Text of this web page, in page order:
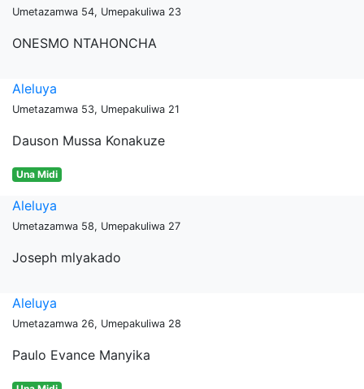
Umetazamwa 54, Umepakuliwa 23
ONESMO NTAHONCHA
Aleluya
Umetazamwa 53, Umepakuliwa 21
Dauson Mussa Konakuze
Una Midi
Aleluya
Umetazamwa 58, Umepakuliwa 27
Joseph mlyakado
Aleluya
Umetazamwa 26, Umepakuliwa 28
Paulo Evance Manyika